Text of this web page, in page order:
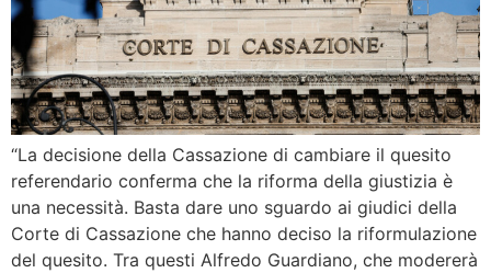
“La decisione della Cassazione di cambiare il quesito
referendario conferma che la riforma della giustizia è
una necessità. Basta dare uno sguardo ai giudici della
Corte di Cassazione che hanno deciso la riformulazione
del quesito. Tra questi Alfredo Guardiano, che modererà